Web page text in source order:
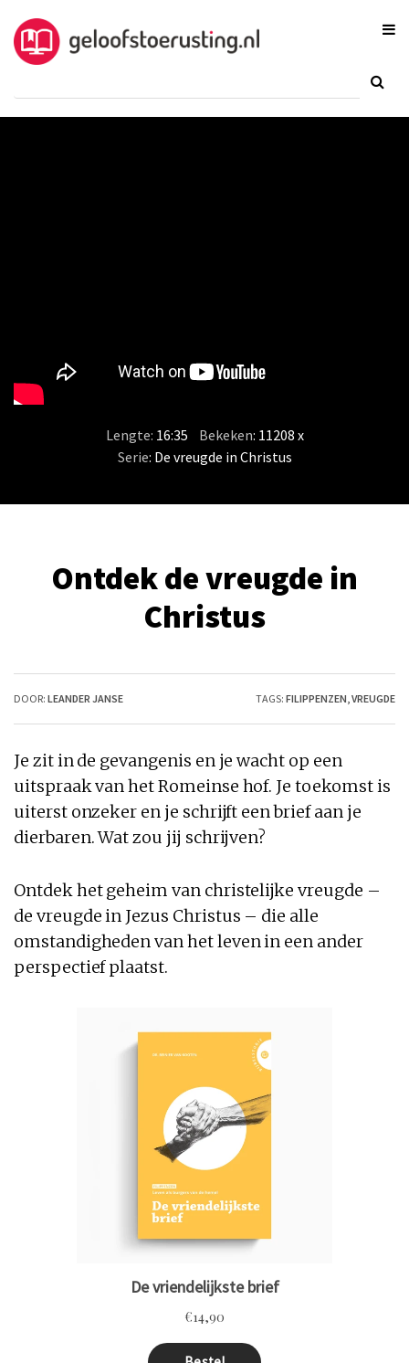
Lengte: 16:35 Bekeken: 11208 x
Serie: De vreugde in Christus
Ontdek de vreugde in
Christus
DOOR: LEANDER JANSE TAGS: FILIPPENZEN VREUGDE
Je zit in de gevangenis en je wacht op een
uitspraak van het Romeinse hof. Je toekomst is
uiterst onzeker en je schrijft een brief aan je
dierbaren. Wat zou jij schrijven?
Ontdek het geheim van christelijke vreugde –
de vreugde in Jezus Christus – die alle
omstandigheden van het leven in een ander
perspectief plaatst.